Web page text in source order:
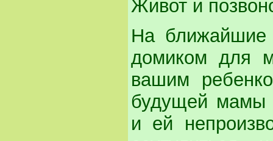
Живот и
На ближайшие
домиком для
вашим
будущей мамы
и ей